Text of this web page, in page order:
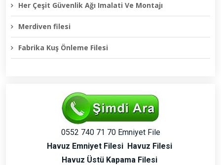
Her Çeşit Güvenlik Ağı Imalati Ve Montajı
Merdiven filesi
Fabrika Kuş Önleme Filesi
0552 740 71 70 Emniyet File
Havuz Emniyet Filesi Havuz Filesi
Havuz Üstü Kapama Filesi